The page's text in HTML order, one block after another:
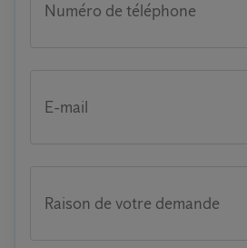
Numéro de téléphone
E-mail
Raison de votre demande